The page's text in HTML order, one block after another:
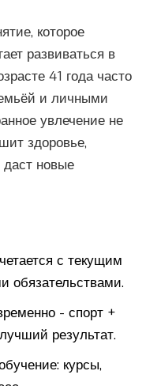
которое
развиваться в
41 года часто
и личными
увлечение не
здоровье,
новые
с текущим
обязательствами.
- спорт +
результат.
курсы,